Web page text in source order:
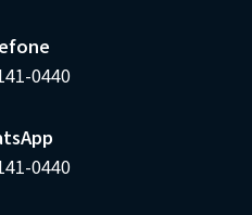
0440
0440